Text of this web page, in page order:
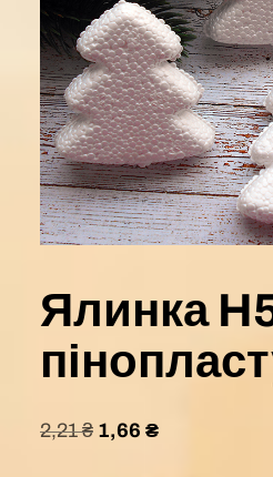
Ялинка
2,21₴ 1,66 ₴